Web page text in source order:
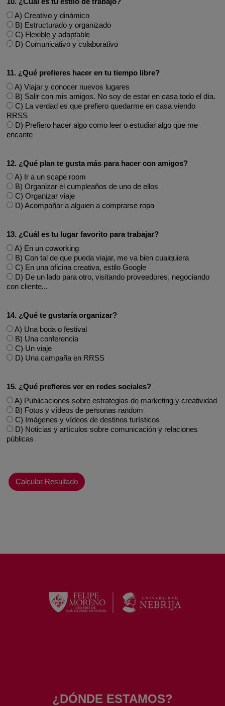
A) Creativo y dinámico
B) Estructurado y organizado
C) Flexible y adaptable
D) Comunicativo y colaborativo
11. ¿Qué prefieres hacer en tu tiempo libre?
A) Viajar y conocer nuevos lugares
B) Salir con mis amigos. No soy de estar en casa todo el día.
C) La verdad es que prefiero quedarme en casa viendo
RRSS
D) Prefiero hacer algo como leer o estudiar algo que me
encante
12. ¿Qué plan te gusta más para hacer con amigos?
A) Ir a un scape room
B) Organizar el cumpleaños de uno de ellos
C) Organizar viaje
D) Acompañar a alguien a comprarse ropa
13. ¿Cuál es tu lugar favorito para trabajar?
A) En un coworking
B) Con tal de que pueda viajar, me va bien cualquiera
C) En una oficina creativa, estilo Google
D) De un lado para otro, visitando proveedores, negociando
con cliente...
14. ¿Qué te gustaría organizar?
A) Una boda o festival
B) Una conferencia
C) Un viaje
D) Una campaña en RRSS
15. ¿Qué prefieres ver en redes sociales?
A) Publicaciones sobre estrategias de marketing y creatividad
B) Fotos y vídeos de personas random
C) Imágenes y vídeos de destinos turísticos
D) Noticias y artículos sobre comunicación y relaciones
públicas
Calcular Resultado
¿DÓNDE ESTAMOS?